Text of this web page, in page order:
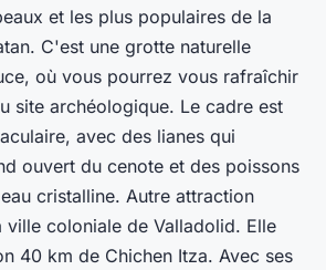
et les plus populaires de la
C'est une grotte naturelle
où vous pourrez vous rafraîchir
site archéologique. Le cadre est
avec des lianes qui
ouvert du cenote et des poissons
cristalline. Autre attraction
ville coloniale de Valladolid. Elle
40 km de Chichen Itza. Avec ses